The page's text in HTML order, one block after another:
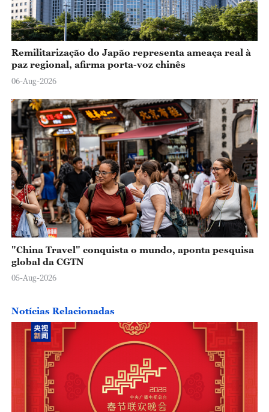
Remilitarização do Japão representa ameaça real à
paz regional, afirma porta-voz chinês
06-Aug-2026
"China Travel" conquista o mundo, aponta pesquisa
global da CGTN
05-Aug-2026
Notícias Relacionadas